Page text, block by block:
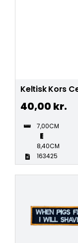
Keltisk Kors
40,00 kr.
7,00CM
8,40CM
163425